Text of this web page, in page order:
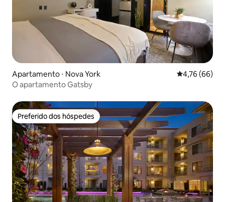
Apartamento ⋅ Nova York 4,76 de uma
4,76 (66)
O apartamento Gatsby
Preferido dos hóspedes
Preferido dos hóspedes